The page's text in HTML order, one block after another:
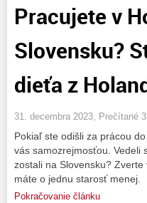
Pracujete v
Slovensku?
dieťa z
31. decembra 2023, Prečítané
Pokiaľ ste odišli za prácou
vás samozrejmosťou. Vedeli
zostali na Slovensku?
máte o jednu starosť menej.
Pokračovanie článku